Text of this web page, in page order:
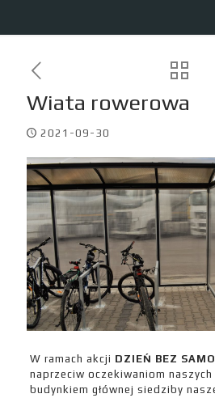
Wiata rowerowa
2021-09-30
W ramach akcji DZIEŃ BEZ
naprzeciw oczekiwaniom
budynkiem głównej siedziby